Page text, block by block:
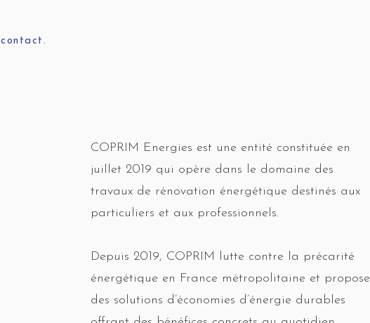
contact.
COPRIM Energies est une entité constituée en
juillet 2019 qui opère dans le domaine des
travaux de rénovation énergétique destinés aux
particuliers et aux professionnels.
Depuis 2019, COPRIM lutte contre la précarité
énergétique en France métropolitaine et propose
des solutions d’économies d’énergie durables